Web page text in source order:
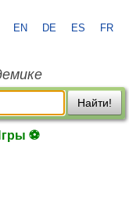
EN DE ES FR
Найти!
⚽